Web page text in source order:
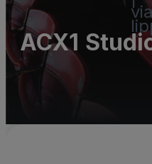
ACX1
Lots